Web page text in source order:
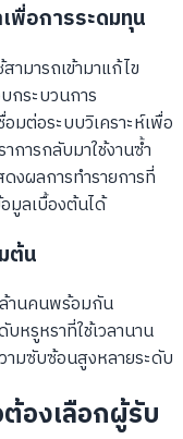
พื่อการระดมทุน
ามารถเข้ามาแก้ไข
กระบวนการ
อมต่อระบบวิเคราะห์เพื่อ
การกลับมาใช้งานซ้ำ
งผลการทำรายการที่
มูลเบื้องต้นได้
ต้น
ล้านคนพร้อมกัน
หรูหราที่ใช้เวลานาน
มซับซ้อนสูงหลายระดับ
องเลือกผู้รับ